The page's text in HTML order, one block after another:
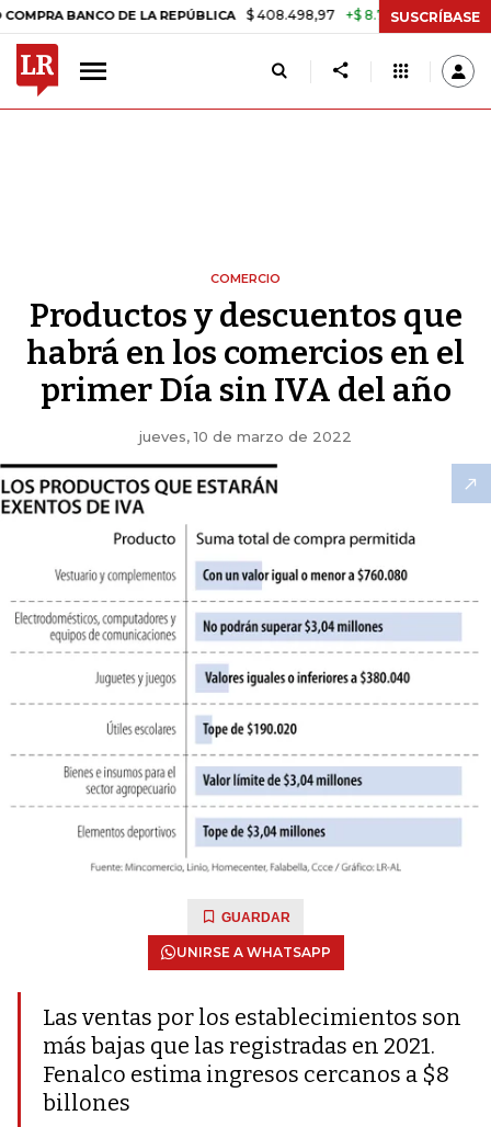
DE LA REPÚBLICA $ 408.498,97 +$ 8.753,81 +2,19% TASA
SUSCRÍBASE
COMERCIO
Productos y descuentos que
habrá en los comercios en el
primer Día sin IVA del año
jueves, 10 de marzo de 2022
GUARDAR
UNIRSE A WHATSAPP
Las ventas por los establecimientos son
más bajas que las registradas en 2021.
Fenalco estima ingresos cercanos a $8
billones